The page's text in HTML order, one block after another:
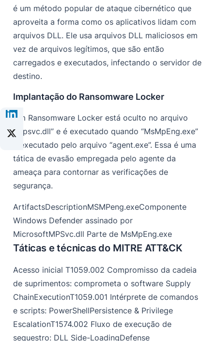
é um método popular de ataque cibernético que
aproveita a forma como os aplicativos lidam com
arquivos DLL. Ele usa arquivos DLL maliciosos em
vez de arquivos legítimos, que são então
carregados e executados, infectando o servidor de
destino.
Implantação do Ransomware Locker
Um Ransomware Locker está oculto no arquivo
“mpsvc.dll” e é executado quando “MsMpEng.exe”
é executado pelo arquivo “agent.exe”. Essa é uma
tática de evasão empregada pelo agente da
ameaça para contornar as verificações de
segurança.
ArtifactsDescriptionMSMPeng.exeComponente
Windows Defender assinado por
MicrosoftMPSvc.dll Parte de MsMpEng.exe
Táticas e técnicas do MITRE ATT&CK
Acesso inicial T1059.002 Compromisso da cadeia
de suprimentos: comprometa o software Supply
ChainExecutionT1059.001 Intérprete de comandos
e scripts: PowerShellPersistence & Privilege
EscalationT1574.002 Fluxo de execução de
sequestro: DLL Side-LoadingDefense